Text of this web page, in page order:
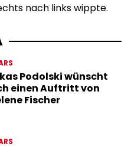
nach links wippte.
Podolski wünscht
einen Auftritt von
Fischer